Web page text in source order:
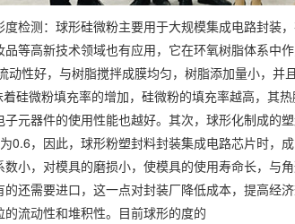
检测：球形硅微粉主要用于大规模集成电路封装
等高新技术领域也有应用，它在环氧树脂体系中
动性好，与树脂搅拌成膜均匀，树脂添加量小，并
硅微粉填充率的增加，硅微粉的填充率越高，其
元器件的使用性能也越好。其次，球形化制成的
0.6，因此，球形粉塑封料封装集成电路芯片时，
小，对模具的磨损小，使模具的使用寿命长，与
还需要进口，这一点对封装厂降低成本，提高经
流动性和堆积性。目前球形的度的